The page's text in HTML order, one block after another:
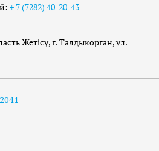
+ 7 (7282) 40-20-43
Жетісу, г. Талдыкорган, ул.